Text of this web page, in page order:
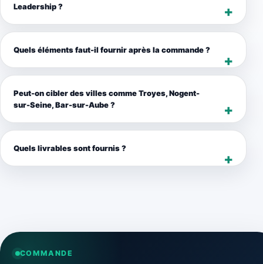
Leadership ?
Quels éléments faut-il fournir après la commande ?
Peut-on cibler des villes comme Troyes, Nogent-
sur-Seine, Bar-sur-Aube ?
Quels livrables sont fournis ?
COMMANDE